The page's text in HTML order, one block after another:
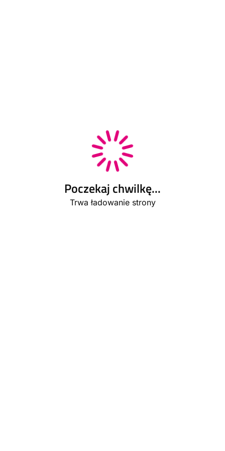
Poczekaj chwilkę...
Trwa ładowanie strony